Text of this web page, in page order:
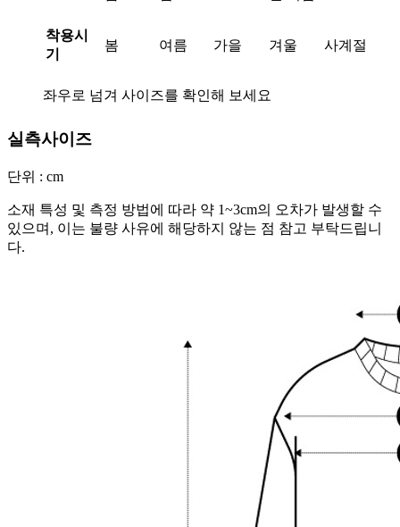
착용시
기
봄 여름 가을 겨울 사계절
좌우로 넘겨 사이즈를 확인해 보세요
실측사이즈
단위 : cm
소재 특성 및 측정 방법에 따라 약 1~3cm의 오차가 발생할 수
있으며, 이는 불량 사유에 해당하지 않는 점 참고 부탁드립니
다.